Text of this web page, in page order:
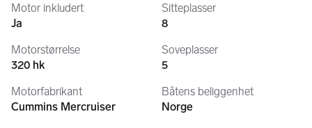
Motor inkludert
Ja
Motorstørrelse
320 hk
Motorfabrikant
Cummins Mercruiser
Sitteplasser
8
Soveplasser
5
Båtens beliggenhet
Norge